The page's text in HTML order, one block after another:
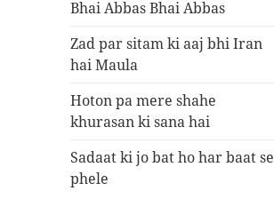
Bhai Abbas Bhai Abbas
Zad par sitam ki aaj bhi Iran
hai Maula
Hoton pa mere shahe
khurasan ki sana hai
Sadaat ki jo bat ho har baat se
phele